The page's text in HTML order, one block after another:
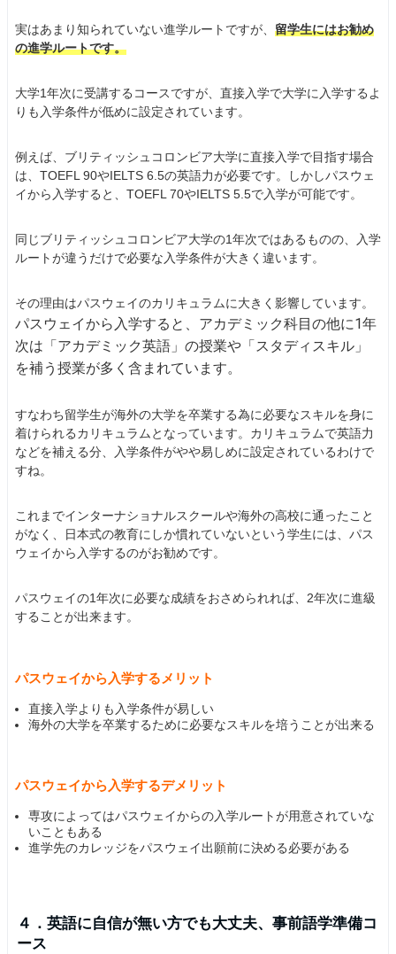
実はあまり知られていない進学ルートですが、 留学生にはお勧め
の進学ルートです。
大学1年次に受講するコースですが、直接入学で大学に入学するよ
りも入学条件が低めに設定されています。
例えば、ブリティッシュコロンビア大学に直接入学で目指す場合
は、TOEFL 90やIELTS 6.5の英語力が必要です。しかしパスウェ
イから入学すると、TOEFL 70やIELTS 5.5で入学が可能です。
同じブリティッシュコロンビア大学の1年次ではあるものの、入学
ルートが違うだけで必要な入学条件が大きく違います。
その理由はパスウェイのカリキュラムに大きく影響しています。
パスウェイから入学すると、アカデミック科目の他に1年
次は「アカデミック英語」の授業や「スタディスキル」
を補う授業が多く含まれています。
すなわち留学生が海外の大学を卒業する為に必要なスキルを身に
着けられるカリキュラムとなっています。カリキュラムで英語力
などを補える分、入学条件がやや易しめに設定されているわけで
すね。
これまでインターナショナルスクールや海外の高校に通ったこと
がなく、日本式の教育にしか慣れていないという学生には、パス
ウェイから入学するのがお勧めです。
パスウェイの1年次に必要な成績をおさめられれば、2年次に進級
することが出来ます。
パスウェイから入学するメリット
直接入学よりも入学条件が易しい
海外の大学を卒業するために必要なスキルを培うことが出来る
パスウェイから入学するデメリット
専攻によってはパスウェイからの入学ルートが用意されていな
いこともある
進学先のカレッジをパスウェイ出願前に決める必要がある
４．英語に自信が無い方でも大丈夫、事前語学準備コ
ース